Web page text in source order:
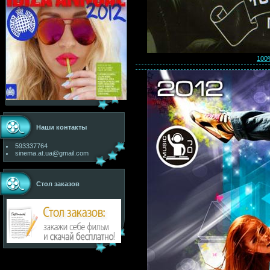
Наши контакты
593337764
sinema.at.ua@gmail.com
Стол заказов